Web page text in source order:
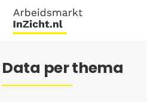
Data per thema